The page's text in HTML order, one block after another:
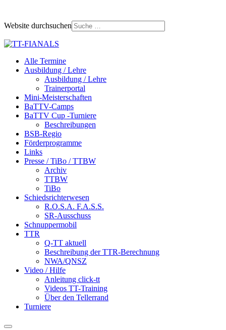
Website durchsuchen
Alle Termine
Ausbildung / Lehre
Ausbildung / Lehre
Trainerportal
Mini-Meisterschaften
BaTTV-Camps
BaTTV Cup -Turniere
Beschreibungen
BSB-Regio
Förderprogramme
Links
Presse / TiBo / TTBW
Archiv
TTBW
TiBo
Schiedsrichterwesen
R.O.S.A. F.A.S.S.
SR-Ausschuss
Schnuppermobil
TTR
Q-TT aktuell
Beschreibung der TTR-Berechnung
NWA/QNSZ
Video / Hilfe
Anleitung click-tt
Videos TT-Training
Über den Tellerrand
Turniere